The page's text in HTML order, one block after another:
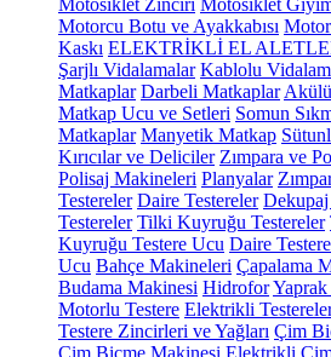
Motosiklet Zinciri Motosiklet
Motorcu Botu ve Ayakkabısı
Kaskı ELEKTRİKLİ EL
Şarjlı Vidalamalar Kablolu
Matkaplar Darbeli Matkaplar
Matkap Ucu ve Setleri Somun
Matkaplar Manyetik Matkap
Kırıcılar ve Deliciler Zımpara ve
Polisaj Makineleri Planyalar
Testereler Daire Testereler Dekupaj
Testereler Tilki Kuyruğu Testereler
Kuyruğu Testere Ucu Daire Testere
Ucu Bahçe Makineleri Çapalama
Budama Makinesi Hidrofor
Motorlu Testere Elektrikli
Testere Zincirleri ve Yağları Çim
Çim Biçme Makinesi Elektrikli